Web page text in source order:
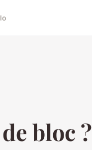
bloc ?